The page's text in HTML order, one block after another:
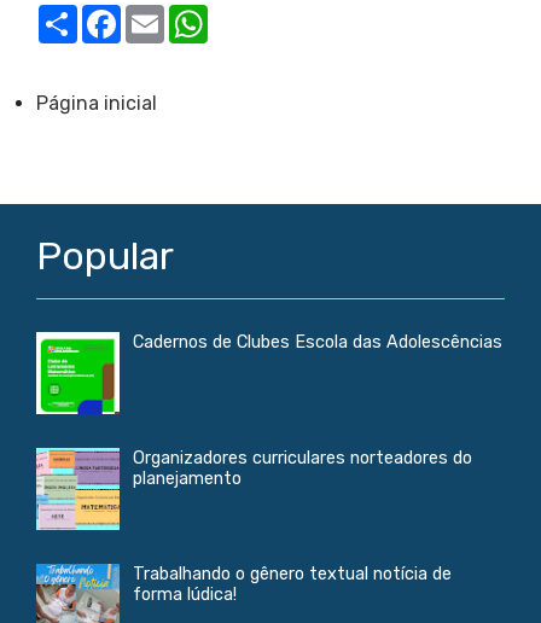
S
h
F
b
o
E
m
Página inicial
Popular
Cadernos de Clubes Escola das Adolescências
Organizadores curriculares norteadores do
planejamento
Trabalhando o gênero textual notícia de
forma lúdica!